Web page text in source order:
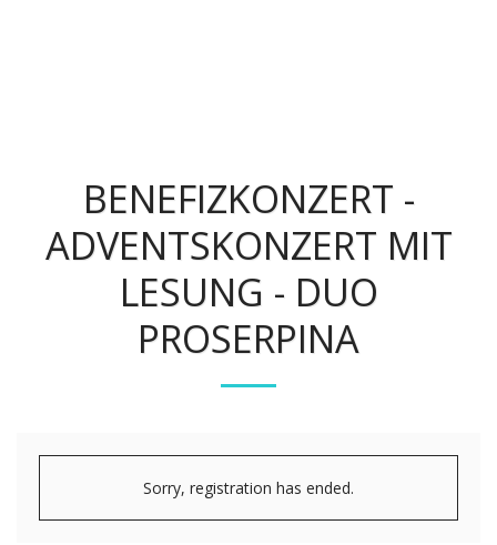
BENEFIZKONZERT -
ADVENTSKONZERT MIT
LESUNG - DUO
PROSERPINA
Sorry, registration has ended.